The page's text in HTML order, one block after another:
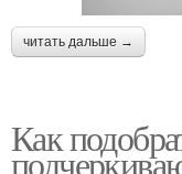
читать дальше →
Как